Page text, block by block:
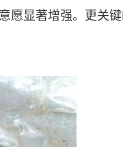
愿显著增强。更关